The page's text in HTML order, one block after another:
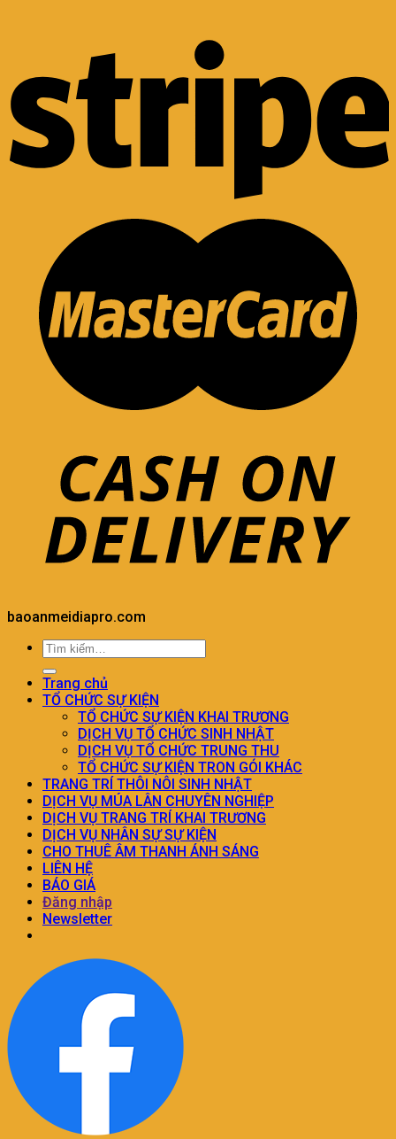
baoanmeidiapro.com
Trang chủ
TỔ CHỨC SỰ KIỆN
TỔ CHỨC SỰ KIỆN KHAI TRƯƠNG
DỊCH VỤ TỔ CHỨC SINH NHẬT
DỊCH VỤ TỔ CHỨC TRUNG THU
TỔ CHỨC SỰ KIỆN TRON GÓI KHÁC
TRANG TRÍ THÔI NÔI SINH NHẬT
DỊCH VỤ MÚA LÂN CHUYÊN NGHIỆP
DỊCH VỤ TRANG TRÍ KHAI TRƯƠNG
DỊCH VỤ NHÂN SỰ SỰ KIỆN
CHO THUÊ ÂM THANH ÁNH SÁNG
LIÊN HỆ
BÁO GIÁ
Đăng nhập
Newsletter